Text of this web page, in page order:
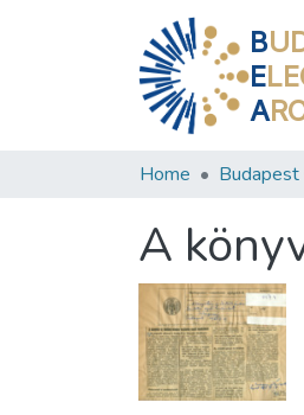
B
E
A
Home
A